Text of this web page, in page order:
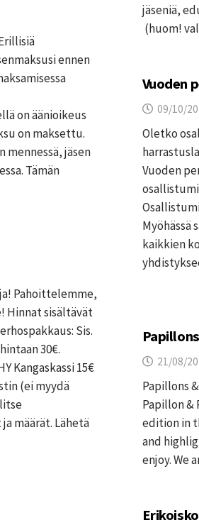
jäseniä,
(huom!
ennen
on äänioikeus
on maksettu.
jäsen
Tämän
Vuoden
09/10/
Oletko
Vuoden
kaikkien
Pahoittelemme,
Hinnat sisältävät
Sis.
30€.
Kangaskassi 15€
(ei myydä
määrät. Lähetä
21/08/
Papillons
Papillon &
edition in
and
enjoy. We